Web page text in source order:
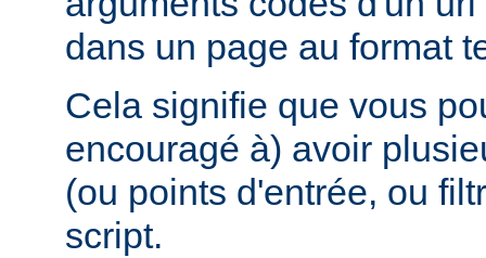
dans un page au format
Cela signifie que vous
encouragé à) avoir
(ou points d'entrée, ou
script.